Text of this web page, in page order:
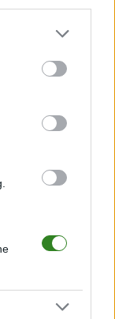
more Google
may click to
party tags to
below Google
GOLE
34-16
43-11
21-17
17-25
11-44